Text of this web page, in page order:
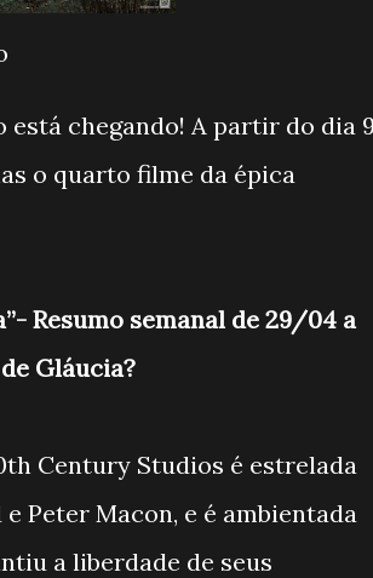
está chegando! A partir do dia
o quarto filme da épica
Resumo semanal de 29/04 a
Gláucia?
Century Studios é estrelada
Peter Macon, e é ambientada
a liberdade de seus